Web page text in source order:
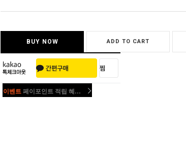
BUY NOW ADD TO CART
이벤트 페이포인트 적립 혜택 2배 UP!